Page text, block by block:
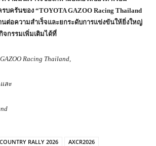
บครันของ “TOYOTA GAZOO Racing Thailand
ต่อความสำเร็จและยกระดับการแข่งขันให้ยิ่งใหญ่
จกรรมเพิ่มเติมได้ที่
Racing Thailand,
และ
RALLY 2026
AXCR2026